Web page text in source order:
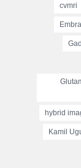
cvmri
hybrid
Kamil